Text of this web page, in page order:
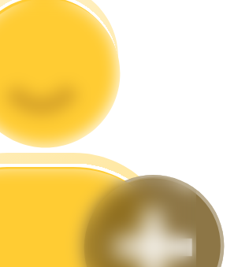
начинающих по фьючерсам
прибыльным